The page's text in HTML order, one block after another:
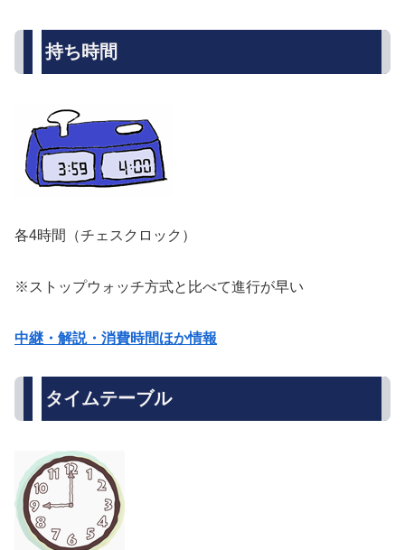
持ち時間
各4時間（チェスクロック）
※ストップウォッチ方式と比べて進行が早い
中継・解説・消費時間ほか情報
タイムテーブル